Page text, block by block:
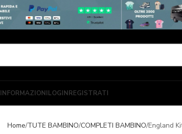
INFORMAZIONILOGINREGISTRATI
Home TUTE BAMBINO COMPLETI BAMBINO England